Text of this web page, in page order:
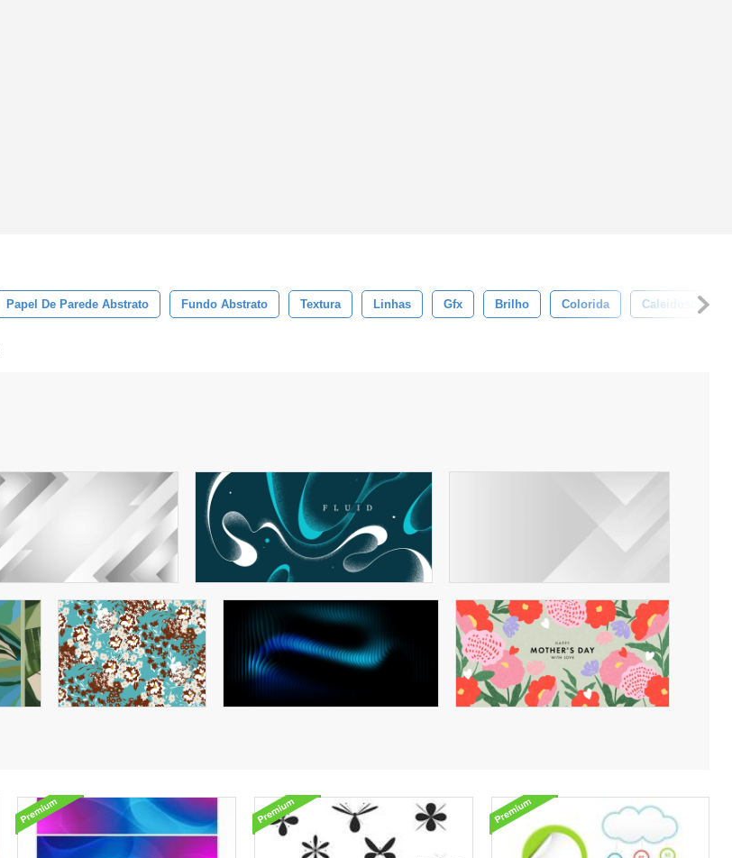
Papel De Parede Abstrato Fundo Abstrato Textura Linhas Gfx Brilho Colorida Caleidoscópio